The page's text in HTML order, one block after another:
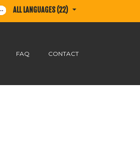
ALL LANGUAGES (22)
FAQ CONTACT